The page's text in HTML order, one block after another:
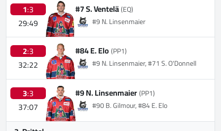
1:3
29:49
#7 S. Ventelä(EQ)
#9 N. Linsenmaier
2:3
32:22
#84 E. Elo(PP1)
#9 N. Linsenmaier, #71 S. O'Donnell
3:3
37:07
#9 N. Linsenmaier(PP1)
#90 B. Gilmour, #84 E. Elo